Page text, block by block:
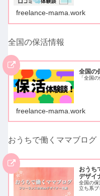
freelance-mama.work
全国の保活情報
全国の
「全国
freelance-mama.work
おうちで働くママブログ
おうち
デザイ
全国の
立ち系ブ